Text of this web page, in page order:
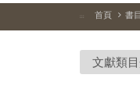
院-
臺
灣
::: 首頁 書
文獻類